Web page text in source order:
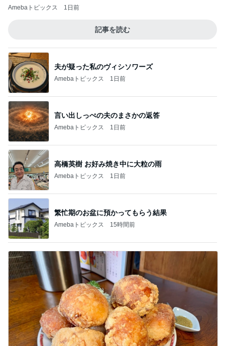
Amebaトピックス 1日前
記事を読む
夫が疑った私のヴィシソワーズ
Amebaトピックス 1日前
言い出しっぺの夫のまさかの返答
Amebaトピックス 1日前
高橋英樹 お好み焼き中に大粒の雨
Amebaトピックス 1日前
繁忙期のお盆に預かってもらう結果
Amebaトピックス 15時間前